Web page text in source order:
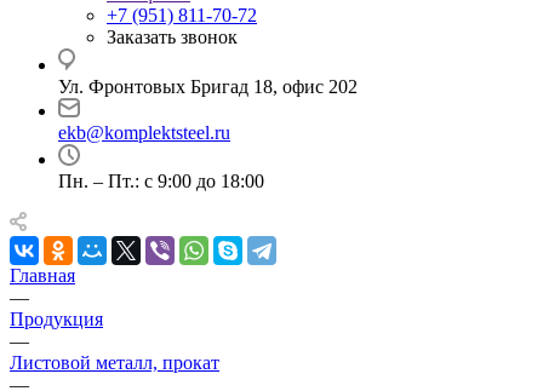
+7 (951) 811-70-72
Заказать звонок
Ул. Фронтовых Бригад 18, офис 202
ekb@komplektsteel.ru
Пн. – Пт.: с 9:00 до 18:00
Главная
—
Продукция
—
Листовой металл, прокат
—